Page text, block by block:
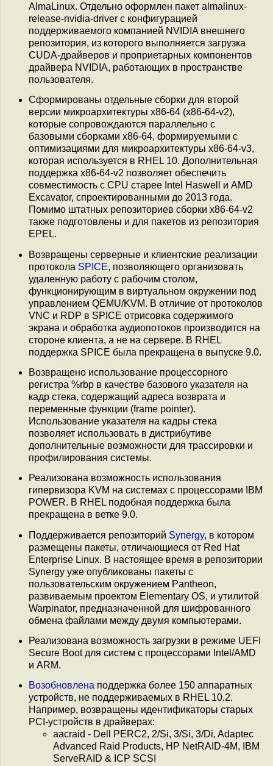
AlmaLinux. Отдельно оформлен пакет almalinux-
release-nvidia-driver с конфигурацией
поддерживаемого компанией NVIDIA внешнего
репозитория, из которого выполняется загрузка
CUDA-драйверов и проприетарных компонентов
драйвера NVIDIA, работающих в пространстве
пользователя.
Сформированы отдельные сборки для второй
версии микроархитектуры x86-64 (x86-64-v2),
которые сопровождаются параллельно с
базовыми сборками x86-64, формируемыми с
оптимизациями для микроархитектуры x86-64-v3,
которая используется в RHEL 10. Дополнительная
поддержка x86-64-v2 позволяет обеспечить
совместимость с CPU старее Intel Haswell и AMD
Excavator, спроектированными до 2013 года.
Помимо штатных репозиториев сборки x86-64-v2
также подготовлены и для пакетов из репозитория
EPEL.
Возвращены серверные и клиентские реализации
протокола SPICE, позволяющего организовать
удаленную работу с рабочим столом,
функционирующим в виртуальном окружении под
управлением QEMU/KVM. В отличие от протоколов
VNC и RDP в SPICE отрисовка содержимого
экрана и обработка аудиопотоков производится на
стороне клиента, а не на сервере. В RHEL
поддержка SPICE была прекращена в выпуске 9.0.
Возвращено использование процессорного
регистра %rbp в качестве базового указателя на
кадр стека, содержащий адреса возврата и
переменные функции (frame pointer).
Использование указателя на кадры стека
позволяет использовать в дистрибутиве
дополнительные возможности для трассировки и
профилирования системы.
Реализована возможность использования
гипервизора KVM на системах с процессорами IBM
POWER. В RHEL подобная поддержка была
прекращена в ветке 9.0.
Поддерживается репозиторий Synergy, в котором
размещены пакеты, отличающиеся от Red Hat
Enterprise Linux. В настоящее время в репозитории
Synergy уже опубликованы пакеты c
пользовательским окружением Pantheon,
развиваемым проектом Elementary OS, и утилитой
Warpinator, предназначенной для шифрованного
обмена файлами между двумя компьютерами.
Реализована возможность загрузки в режиме UEFI
Secure Boot для систем с процессорами Intel/AMD
и ARM.
Возобновлена поддержка более 150 аппаратных
устройств, не поддерживаемых в RHEL 10.2.
Например, возвращены идентификаторы старых
PCI-устройств в драйверах:
aacraid - Dell PERC2, 2/Si, 3/Si, 3/Di, Adaptec
Advanced Raid Products, HP NetRAID-4M, IBM
ServeRAID & ICP SCSI